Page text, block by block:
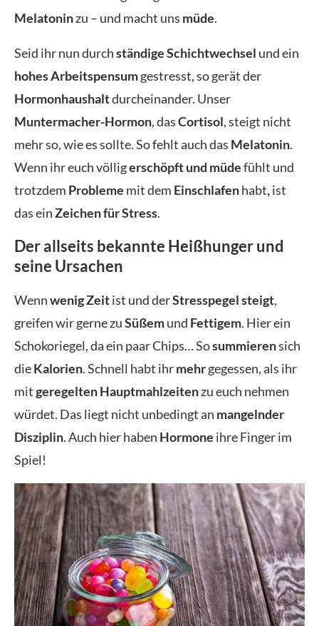
Melatoninzu – und macht uns müde.
Seid ihr nun durchständige Schichtwechsel und ein
hohes Arbeitspensumgestresst, so gerät der
Hormonhaushaltdurcheinander. Unser
Muntermacher-Hormon, dasCortisol, steigt nicht
mehr so, wie es sollte. So fehlt auch das Melatonin.
Wenn ihr euch völligerschöpft und müdefühlt und
trotzdem Probleme mit dem Einschlafenhabt,ist
das einZeichen für Stress.
Der allseits bekannte Heißhunger und
seine Ursachen
Wennwenig Zeitist und derStresspegel steigt,
greifen wir gerne zuSüßemund Fettigem. Hier ein
Schokoriegel, da ein paar Chips… Sosummierensich
dieKalorien. Schnell habt ihrmehrgegessen, als ihr
mitgeregelten Hauptmahlzeitenzu euch nehmen
würdet. Das liegt nicht unbedingt an mangelnder
Disziplin. Auch hier haben Hormone ihre Finger im
Spiel!